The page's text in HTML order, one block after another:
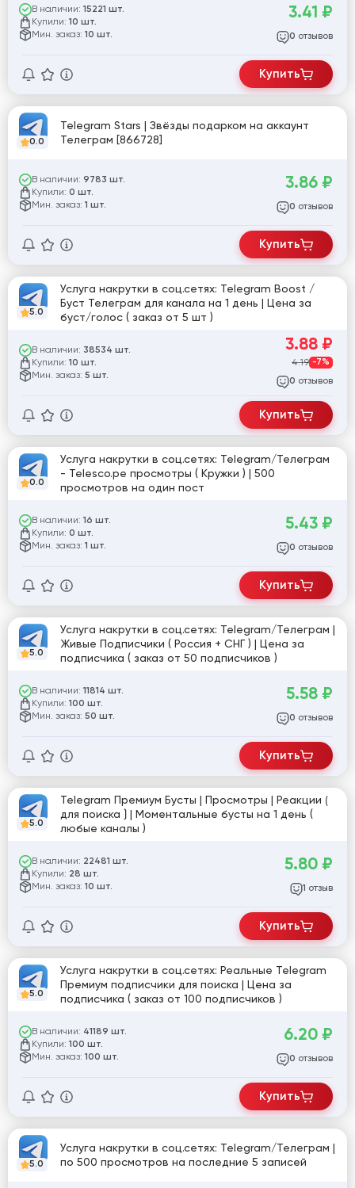
В наличии: 15221 шт.
Купили: 10 шт.
Мин. заказ: 10 шт.
3.41 ₽
0 отзывов
Купить
0.0
Telegram Stars | Звёзды подарком на аккаунт
Телеграм [866728]
В наличии: 9783 шт.
Купили: 0 шт.
Мин. заказ: 1 шт.
3.86 ₽
0 отзывов
Купить
5.0
Услуга накрутки в соц.сетях: Telegram Boost /
Буст Телеграм для канала на 1 день | Цена за
буст/голос ( заказ от 5 шт )
В наличии: 38534 шт.
Купили: 10 шт.
Мин. заказ: 5 шт.
3.88 ₽
4.19 -7%
0 отзывов
Купить
0.0
Услуга накрутки в соц.сетях: Telegram/Телеграм
- Telesco.pe просмотры ( Кружки ) | 500
просмотров на один пост
В наличии: 16 шт.
Купили: 0 шт.
Мин. заказ: 1 шт.
5.43 ₽
0 отзывов
Купить
5.0
Услуга накрутки в соц.сетях: Telegram/Телеграм |
Живые Подписчики ( Россия + СНГ ) | Цена за
подписчика ( заказ от 50 подписчиков )
В наличии: 11814 шт.
Купили: 100 шт.
Мин. заказ: 50 шт.
5.58 ₽
0 отзывов
Купить
5.0
Telegram Премиум Бусты | Просмотры | Реакции ⟮
для поиска ⟯ | Моментальные бусты на 1 день (
любые каналы )
В наличии: 22481 шт.
Купили: 28 шт.
Мин. заказ: 10 шт.
5.80 ₽
1 отзыв
Купить
5.0
Услуга накрутки в соц.сетях: Реальные Telegram
Премиум подписчики для поиска | Цена за
подписчика ( заказ от 100 подписчиков )
В наличии: 41189 шт.
Купили: 100 шт.
Мин. заказ: 100 шт.
6.20 ₽
0 отзывов
Купить
5.0
Услуга накрутки в соц.сетях: Telegram/Телеграм |
по 500 просмотров на последние 5 записей